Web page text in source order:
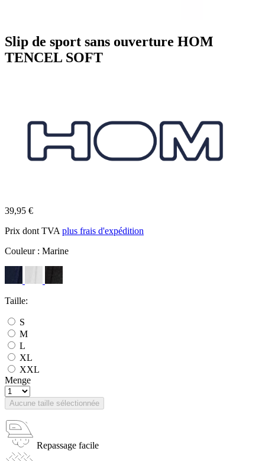
Slip de sport sans ouverture HOM
TENCEL SOFT
39,95 €
Prix dont TVA plus frais d'expédition
Couleur : Marine
Taille:
S
M
L
XL
XXL
Menge
Aucune taille sélectionnée
Repassage facile